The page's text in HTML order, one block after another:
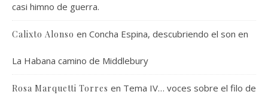
casi himno de guerra.
Calixto Alonso en Concha Espina, descubriendo el son en
La Habana camino de Middlebury
Rosa Marquetti Torres en Tema IV… voces sobre el filo de